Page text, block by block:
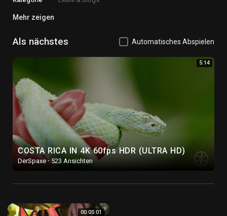
Mehr zeigen
Als nächstes Automatisches Abspielen
5:14
COSTA RICA IN 4K 60fps HDR (ULTRA HD)
DerSpaxe · 523 Ansichten
00:05:01